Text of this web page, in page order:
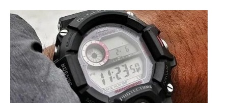
содержимому